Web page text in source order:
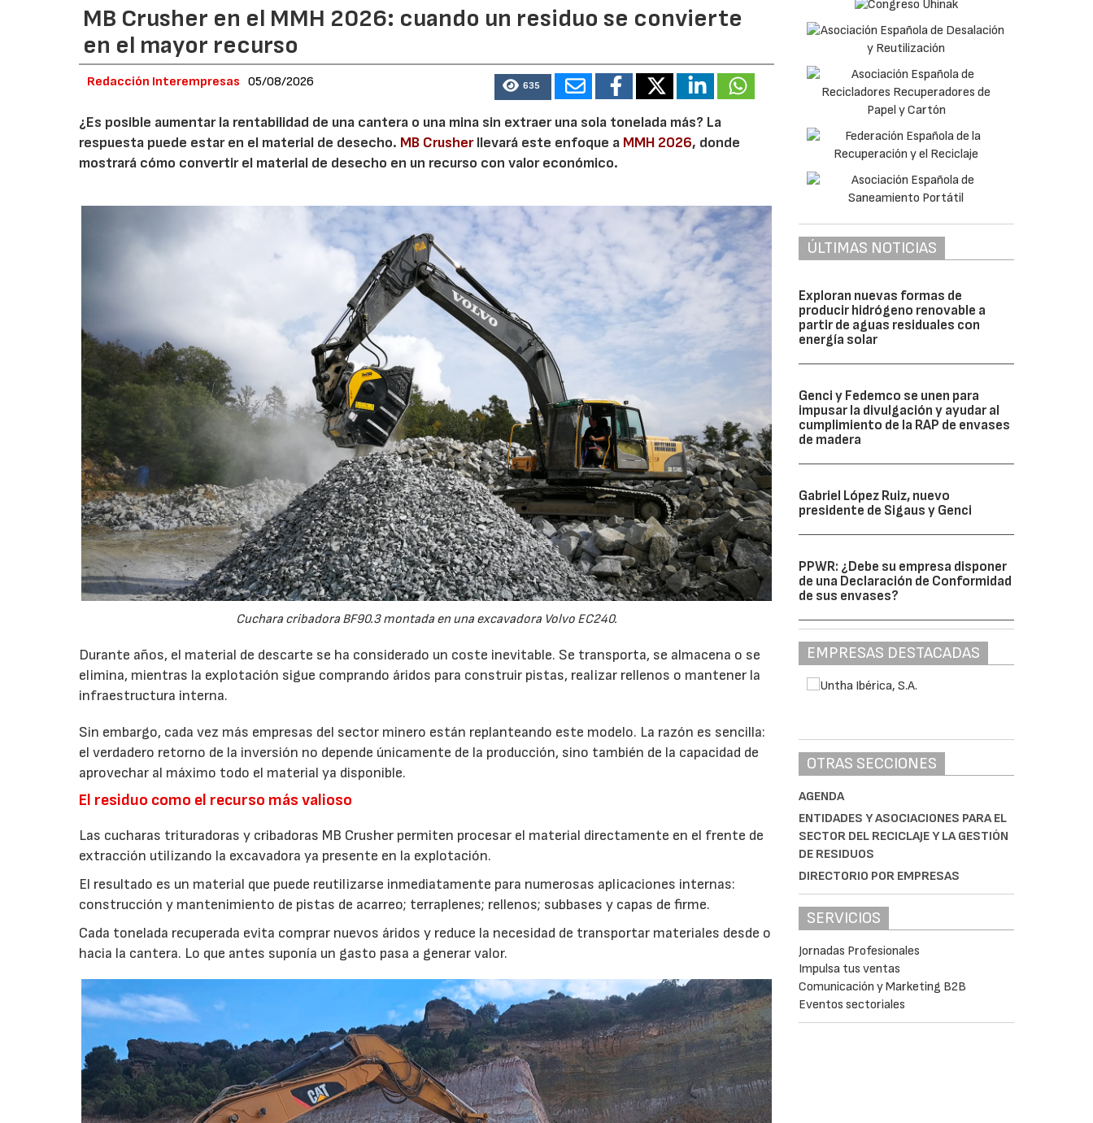
MB Crusher en el MMH 2026: cuando un residuo se convierte
en el mayor recurso
Redacción Interempresas 05/08/2026 635
¿Es posible aumentar la rentabilidad de una cantera o una mina sin extraer una sola tonelada más? La
respuesta puede estar en el material de desecho. MB Crusherllevará este enfoque a MMH 2026, donde
mostrará cómo convertir el material de desecho en un recurso con valor económico.
Cuchara cribadora BF90.3 montada en una excavadora Volvo EC240.
Durante años, el material de descarte se ha considerado un coste inevitable. Se transporta, se almacena o se
elimina, mientras la explotación sigue comprando áridos para construir pistas, realizar rellenos o mantener la
infraestructura interna.
Sin embargo, cada vez más empresas del sector minero están replanteando este modelo. La razón es sencilla:
el verdadero retorno de la inversión no depende únicamente de la producción, sino también de la capacidad de
aprovechar al máximo todo el material ya disponible.
El residuo como el recurso más valioso
Las cucharas trituradoras y cribadoras MB Crusher permiten procesar el material directamente en el frente de
extracción utilizando la excavadora ya presente en la explotación.
El resultado es un material que puede reutilizarse inmediatamente para numerosas aplicaciones internas:
construcción y mantenimiento de pistas de acarreo; terraplenes; rellenos; subbases y capas de firme.
Cada tonelada recuperada evita comprar nuevos áridos y reduce la necesidad de transportar materiales desde o
hacia la cantera. Lo que antes suponía un gasto pasa a generar valor.
ÚLTIMAS NOTICIAS
Exploran nuevas formas de
producir hidrógeno renovable a
partir de aguas residuales con
energía solar
Genci y Fedemco se unen para
impusar la divulgación y ayudar al
cumplimiento de la RAP de envases
de madera
Gabriel López Ruiz, nuevo
presidente de Sigaus y Genci
PPWR: ¿Debe su empresa disponer
de una Declaración de Conformidad
de sus envases?
EMPRESAS DESTACADAS
OTRAS SECCIONES
AGENDA
ENTIDADES Y ASOCIACIONES PARA EL
SECTOR DEL RECICLAJE Y LA GESTIÓN
DE RESIDUOS
DIRECTORIO POR EMPRESAS
SERVICIOS
Jornadas Profesionales
Impulsa tus ventas
Comunicación y Marketing B2B
Eventos sectoriales